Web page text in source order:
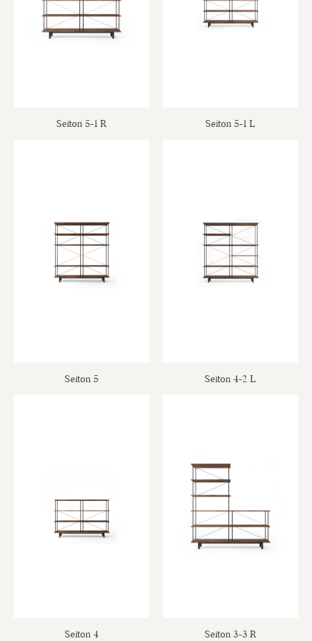
Seiton 5-1 R Seiton 5-1 L
Seiton 5 Seiton 4-2 L
Seiton 4 Seiton 3-3 R